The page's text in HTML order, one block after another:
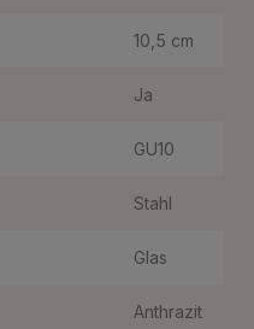
10,5 cm
Ja
GU10
Stahl
Glas
Anthrazit